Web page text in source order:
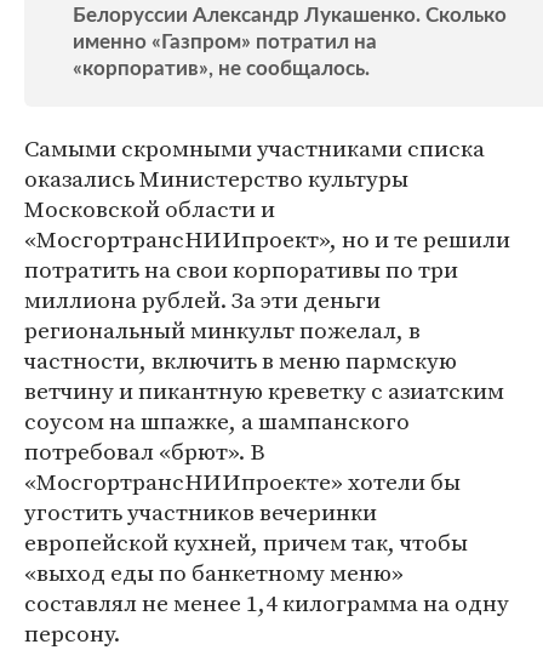
Белоруссии Александр Лукашенко. Сколько
именно «Газпром» потратил на
«корпоратив», не сообщалось.
Самыми скромными участниками списка
оказались Министерство культуры
Московской области и
«МосгортрансНИИпроект», но и те решили
потратить на свои корпоративы по три
миллиона рублей. За эти деньги
региональный минкульт пожелал, в
частности, включить в меню пармскую
ветчину и пикантную креветку с азиатским
соусом на шпажке, а шампанского
потребовал «брют». В
«МосгортрансНИИпроекте» хотели бы
угостить участников вечеринки
европейской кухней, причем так, чтобы
«выход еды по банкетному меню»
составлял не менее 1,4 килограмма на одну
персону.